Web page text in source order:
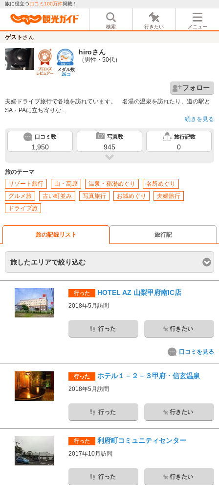
旅に役立つ口コミ100万件掲載！
検索 行きたい メニュー
ゲスト さん
メダル数
26コ
hiroさん
（男性・50代）
フォロー
夫婦ドライブ旅行で各地を訪れています。 名湯の温泉を訪れたり、道の駅と
SA・PAに立ち寄りな...
続きを見る
口コミ数
1,950
写真数
945
旅行記数
0
旅のテーマ
リゾート旅行
山・高原 温泉・秘湯めぐり
名所めぐり
グルメ旅
古い町並み 写真旅行 お城めぐり
夫婦旅行
ドライブ旅
旅の記録リスト 旅行記
旅したエリアで絞り込む
行った HOTEL AZ 山梨甲府南IC店
2018年5月訪問
行った 行きたい
口コミを見る
行った ホテル１－２－３甲府・信玄温泉
2018年5月訪問
行った 行きたい
行った 利府町コミュニティセンター
2017年10月訪問
行った 行きたい